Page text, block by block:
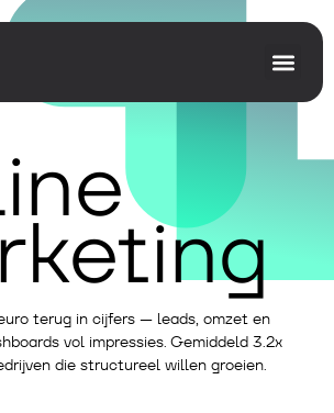
terug in cijfers — leads, omzet en
vol impressies. Gemiddeld 3.2x
die structureel willen groeien.